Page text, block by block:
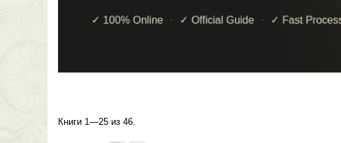
Книги 1—25 из 46.